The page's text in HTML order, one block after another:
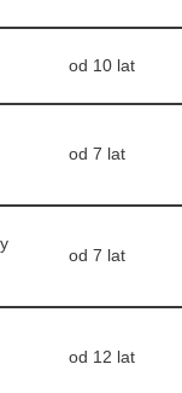
od 10 lat
od 7 lat
od 7 lat
od 12 lat